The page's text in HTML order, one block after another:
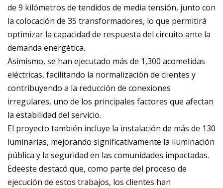
de 9 kilómetros de tendidos de media tensión, junto con
la colocación de 35 transformadores, lo que permitirá
optimizar la capacidad de respuesta del circuito ante la
demanda energética.
Asimismo, se han ejecutado más de 1,300 acometidas
eléctricas, facilitando la normalización de clientes y
contribuyendo a la reducción de conexiones
irregulares, uno de los principales factores que afectan
la estabilidad del servicio.
El proyecto también incluye la instalación de más de 130
luminarias, mejorando significativamente la iluminación
pública y la seguridad en las comunidades impactadas.
Edeeste destacó que, como parte del proceso de
ejecución de estos trabajos, los clientes han